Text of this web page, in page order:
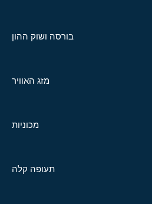
בורסה ושוק ההון
מזג האוויר
מכוניות
תעופה קלה